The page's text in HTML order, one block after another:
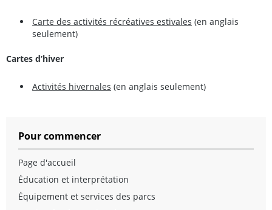
Carte des activités récréatives estivales (en anglais
seulement)
Cartes d’hiver
Activités hivernales (en anglais seulement)
Pour commencer
Page d'accueil
Éducation et interprétation
Équipement et services des parcs